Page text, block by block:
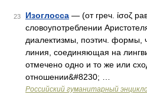
23 Изоглосса — (от греч. ίσοζ
словоупотреблении
диалектизмы, поэтич. формы,
линия, соединяющая на
отмечено одно и то же или
отношении&#8230; …
Российский гуманитарный